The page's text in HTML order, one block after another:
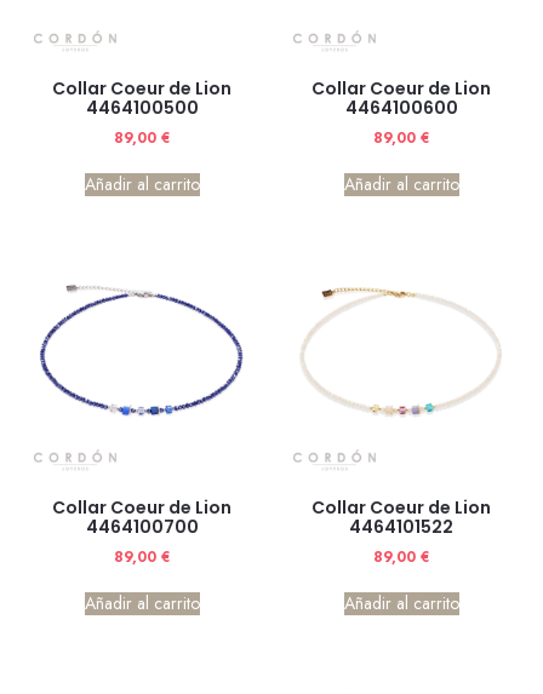
Collar Coeur de Lion
4464100500
89,00 €
Añadir al carrito
Collar Coeur de Lion
4464100600
89,00 €
Añadir al carrito
Collar Coeur de Lion
4464100700
89,00 €
Añadir al carrito
Collar Coeur de Lion
4464101522
89,00 €
Añadir al carrito